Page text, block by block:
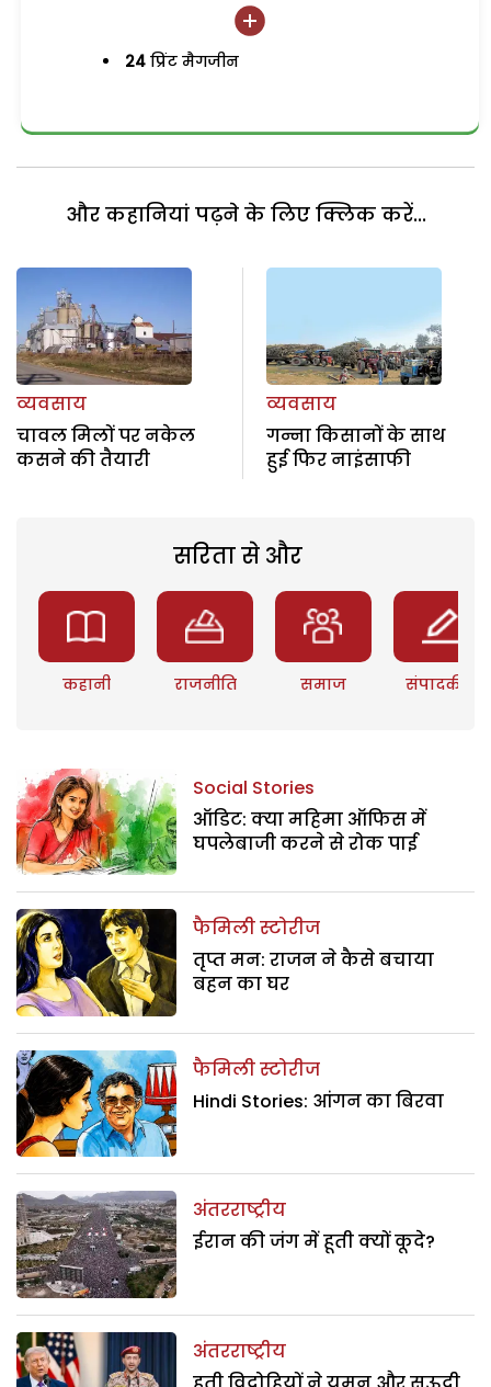
24 प्रिंट मैगजीन
और कहानियां पढ़ने के लिए क्लिक करें...
व्यवसाय
चावल मिलों पर नकेल
कसने की तैयारी
व्यवसाय
गन्ना किसानों के साथ
हुई फिर नाइंसाफी
सरिता से और
कहानी राजनीति समाज संपादकीय
Social Stories
ऑडिट: क्या महिमा ऑफिस में
घपलेबाजी करने से रोक पाई
फैमिली स्टोरीज
तृप्त मन: राजन ने कैसे बचाया
बहन का घर
फैमिली स्टोरीज
Hindi Stories: आंगन का बिरवा
अंतरराष्ट्रीय
ईरान की जंग में हूती क्यों कूदे?
अंतरराष्ट्रीय